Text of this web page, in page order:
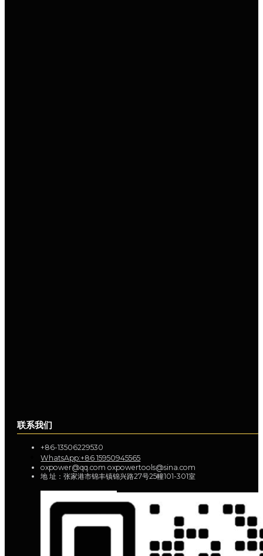
联系我们
+86-13506229530
WhatsApp:+86 15950945565
oxpower@qq.com oxpowertools@sina.com
地 址：张家港市锦丰镇锦兴路27号25幢101-301室